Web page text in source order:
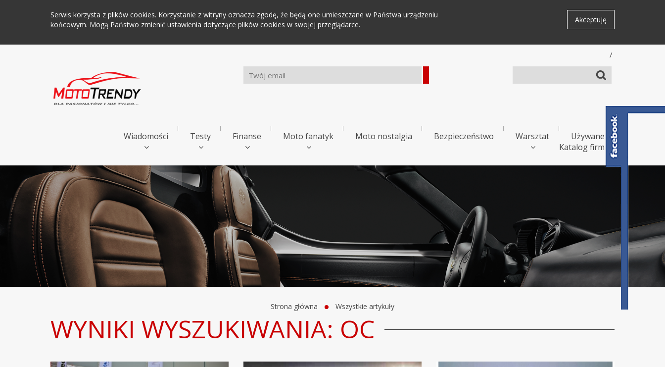
Serwis korzysta z plików cookies. Korzystanie z witryny oznacza zgodę, że będą one umieszczane w Państwa urządzeniu
końcowym. Mogą Państwo zmienić ustawienia dotyczące plików cookies w swojej przeglądarce.
Akceptuję
/
Wiadomości Testy Finanse Moto fanatyk Moto nostalgia Bezpieczeństwo Warsztat
Używane
Katalog firm
Strona główna Wszystkie artykuły
WYNIKI WYSZUKIWANIA: OC